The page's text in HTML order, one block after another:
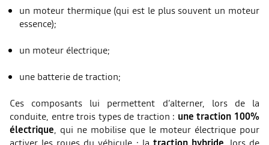
un moteur thermique (qui est le plus souvent un moteur
essence);
un moteur électrique;
une batterie de traction;
Ces composants lui permettent d’alterner, lors de la
conduite, entre trois types de traction : une traction 100%
électrique, qui ne mobilise que le moteur électrique pour